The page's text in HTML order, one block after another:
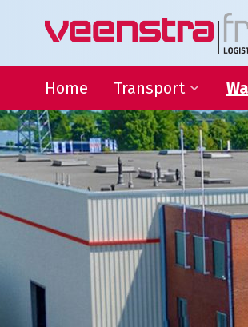
Home Transport
Binnenlandse
Internationaal
Transport Frankrijk
Transport Duitsland
Forwarding
Afwijkende maten
Transport gevaarlijke
Thermo transport